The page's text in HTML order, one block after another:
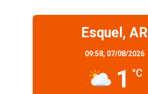
Esquel, AR
09:58, 07/08/2026
1 °C